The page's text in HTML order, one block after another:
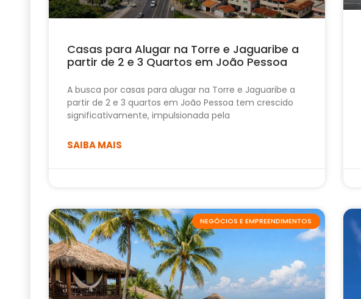
Casas para Alugar na Torre e Jaguaribe a
partir de 2 e 3 Quartos em João Pessoa
A busca por casas para alugar na Torre e Jaguaribe a
partir de 2 e 3 quartos em João Pessoa tem crescido
significativamente, impulsionada pela
SAIBA MAIS
NEGÓCIOS E EMPREENDIMENTOS